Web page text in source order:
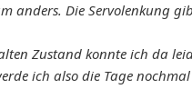
anders. Die Servolenkung
Zustand konnte ich da
ich also die Tage